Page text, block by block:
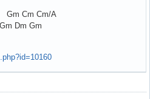
Cm Cm/A
Dm Gm